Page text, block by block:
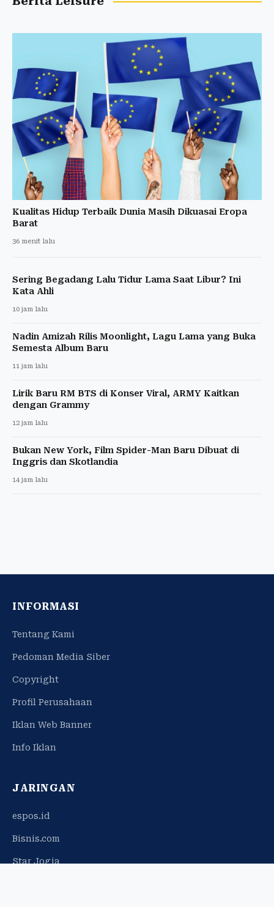
Kualitas Hidup Terbaik Dunia Masih Dikuasai Eropa
Barat
36 menit lalu
Sering Begadang Lalu Tidur Lama Saat Libur? Ini
Kata Ahli
10 jam lalu
Nadin Amizah Rilis Moonlight, Lagu Lama yang Buka
Semesta Album Baru
11 jam lalu
Lirik Baru RM BTS di Konser Viral, ARMY Kaitkan
dengan Grammy
12 jam lalu
Bukan New York, Film Spider-Man Baru Dibuat di
Inggris dan Skotlandia
14 jam lalu
INFORMASI
Tentang Kami
Pedoman Media Siber
Copyright
Profil Perusahaan
Iklan Web Banner
Info Iklan
JARINGAN
espos.id
Bisnis.com
Star Jogja